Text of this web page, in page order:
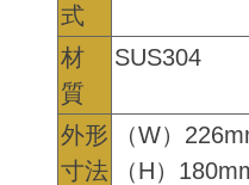
式
材
質
SUS304
外形
寸法
（W）
（H）